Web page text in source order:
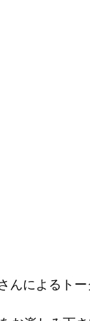
んによるト